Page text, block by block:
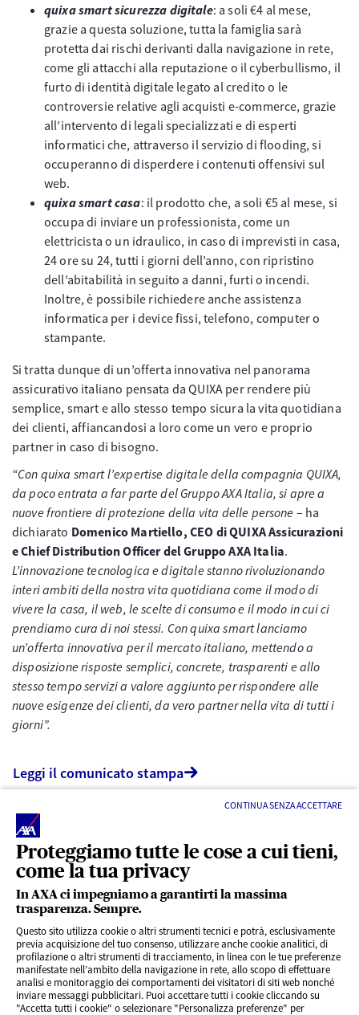
Proteggiamo tutte le cose a cui tieni,
come la tua privacy
In AXA ci impegniamo a garantirti la massima
trasparenza. Sempre.
Questo sito utilizza cookie o altri strumenti tecnici e potrà, esclusivamente
previa acquisizione del tuo consenso, utilizzare anche cookie analitici, di
profilazione o altri strumenti di tracciamento, in linea con le tue preferenze
manifestate nell’ambito della navigazione in rete, allo scopo di effettuare
analisi e monitoraggio dei comportamenti dei visitatori di siti web nonché
inviare messaggi pubblicitari. Puoi accettare tutti i cookie cliccando su
"Accetta tutti i cookie" o selezionare "Personalizza preferenze" per
CONTINUA SENZA ACCETTARE
quixa smart sicurezza digitale: a soli €4 al mese,
grazie a questa soluzione, tutta la famiglia sarà
protetta dai rischi derivanti dalla navigazione in rete,
come gli attacchi alla reputazione o il cyberbullismo, il
furto di identità digitale legato al credito o le
controversie relative agli acquisti e-commerce, grazie
all’intervento di legali specializzati e di esperti
informatici che, attraverso il servizio di flooding, si
occuperanno di disperdere i contenuti offensivi sul
web.
quixa smart casa: il prodotto che, a soli €5 al mese, si
occupa di inviare un professionista, come un
elettricista o un idraulico, in caso di imprevisti in casa,
24 ore su 24, tutti i giorni dell’anno, con ripristino
dell’abitabilità in seguito a danni, furti o incendi.
Inoltre, è possibile richiedere anche assistenza
informatica per i device fissi, telefono, computer o
stampante.
Si tratta dunque di un’offerta innovativa nel panorama
assicurativo italiano pensata da QUIXA per rendere più
semplice, smart e allo stesso tempo sicura la vita quotidiana
dei clienti, affiancandosi a loro come un vero e proprio
partner in caso di bisogno.
“Con quixa smart l’expertise digitale della compagnia QUIXA,
da poco entrata a far parte del Gruppo AXA Italia, si apre a
nuove frontiere di protezione della vita delle persone – ha
dichiarato Domenico Martiello, CEO di QUIXA Assicurazioni
e Chief Distribution Officer del Gruppo AXA Italia.
L’innovazione tecnologica e digitale stanno rivoluzionando
interi ambiti della nostra vita quotidiana come il modo di
vivere la casa, il web, le scelte di consumo e il modo in cui ci
prendiamo cura di noi stessi. Con quixa smart lanciamo
un’offerta innovativa per il mercato italiano, mettendo a
disposizione risposte semplici, concrete, trasparenti e allo
stesso tempo servizi a valore aggiunto per rispondere alle
nuove esigenze dei clienti, da vero partner nella vita di tutti i
giorni”.
Leggi il comunicato stampa
CONTENUTI INTERESSANTI
BLOG